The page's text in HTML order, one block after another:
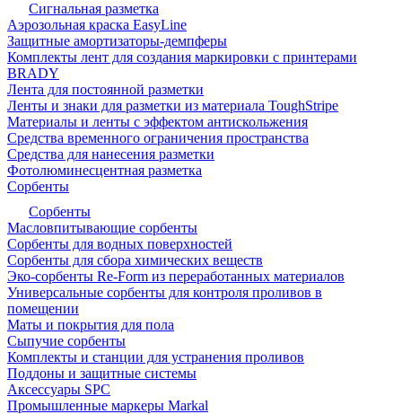
Сигнальная разметка
Аэрозольная краска EasyLine
Защитные амортизаторы-демпферы
Комплекты лент для создания маркировки с принтерами
BRADY
Лента для постоянной разметки
Ленты и знаки для разметки из материала ToughStripe
Материалы и ленты с эффектом антискольжения
Средства временного ограничения пространства
Средства для нанесения разметки
Фотолюминесцентная разметка
Сорбенты
Сорбенты
Масловпитывающие сорбенты
Сорбенты для водных поверхностей
Сорбенты для сбора химических веществ
Эко-сорбенты Re-Form из переработанных материалов
Универсальные сорбенты для контроля проливов в
помещении
Маты и покрытия для пола
Сыпучие сорбенты
Комплекты и станции для устранения проливов
Поддоны и защитные системы
Аксессуары SPC
Промышленные маркеры Markal